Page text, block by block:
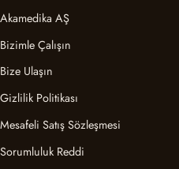
Akamedika AŞ
Bizimle Çalışın
Bize Ulaşın
Gizlilik Politikası
Mesafeli Satış Sözleşmesi
Sorumluluk Reddi